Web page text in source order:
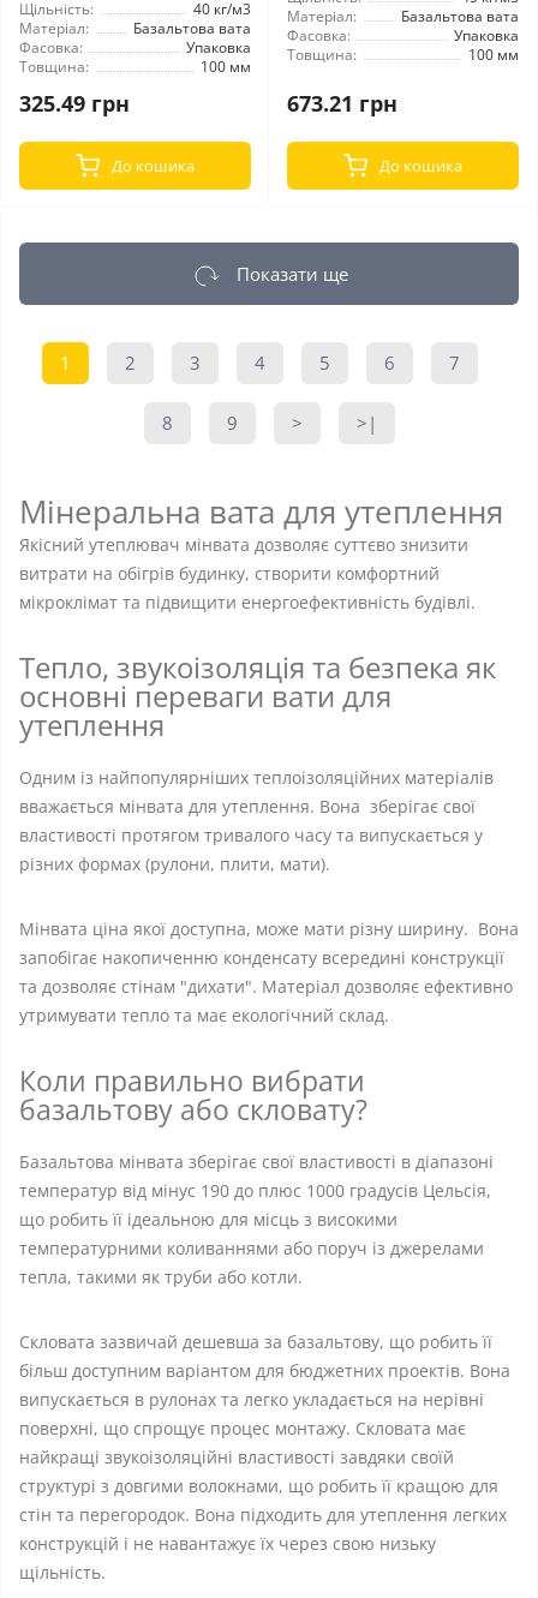
Щільність:
40 кг/м3
Матеріал:
Базальтова вата
Фасовка:
Упаковка
Товщина:
100 мм
325.49 грн
До кошика
Матеріал:
Базальтова вата
Фасовка:
Упаковка
Товщина:
100 мм
673.21 грн
До кошика
Показати ще
1 2 3 4 5 6 7
8 9 > >|
Мінеральна вата для утеплення
Якісний утеплювач мінвата дозволяє суттєво знизити
витрати на обігрів будинку, створити комфортний
мікроклімат та підвищити енергоефективність будівлі.
Тепло, звукоізоляція та безпека як
основні переваги вати для
утеплення
Одним із найпопулярніших теплоізоляційних матеріалів
вважається мінвата для утеплення. Вона зберігає свої
властивості протягом тривалого часу та випускається у
різних формах (рулони, плити, мати).
Мінвата ціна якої доступна, може мати різну ширину. Вона
запобігає накопиченню конденсату всередині конструкції
та дозволяє стінам "дихати". Матеріал дозволяє ефективно
утримувати тепло та має екологічний склад.
Коли правильно вибрати
базальтову або скловату?
Базальтова мінвата зберігає свої властивості в діапазоні
температур від мінус 190 до плюс 1000 градусів Цельсія,
що робить її ідеальною для місць з високими
температурними коливаннями або поруч із джерелами
тепла, такими як труби або котли.
Скловата зазвичай дешевша за базальтову, що робить її
більш доступним варіантом для бюджетних проектів. Вона
випускається в рулонах та легко укладається на нерівні
поверхні, що спрощує процес монтажу. Скловата має
найкращі звукоізоляційні властивості завдяки своїй
структурі з довгими волокнами, що робить її кращою для
стін та перегородок. Вона підходить для утеплення легких
конструкцій і не навантажує їх через свою низьку
щільність.